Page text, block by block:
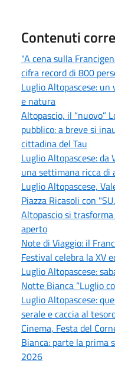
Contenuti
"A cena sulla
cifra record di 800
Luglio Altopascese:
e natura
Altopascio, il “nuovo”
pubblico: a breve si
cittadina del Tau
Luglio Altopascese:
una settimana ricca di
Luglio Altopascese,
Piazza Ricasoli con
Altopascio si
aperto
Note di Viaggio: il
Festival celebra la XV
Luglio Altopascese:
Notte Bianca “Luglio
Luglio Altopascese:
serale e caccia al
Cinema, Festa del
Bianca: parte la prima
2026